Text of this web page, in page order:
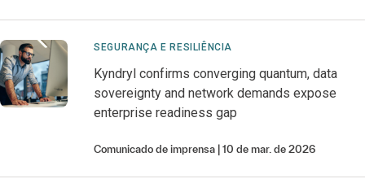
SEGURANÇA E RESILIÊNCIA
Kyndryl confirms converging quantum, data
sovereignty and network demands expose
enterprise readiness gap
Comunicado de imprensa 10 de mar. de 2026